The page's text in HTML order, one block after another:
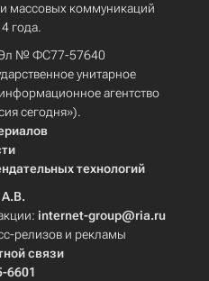
массовых коммуникаций
года.
Эл № ФС77-57640
унитарное
агентство
сегодня»).
технологий
А.В.
internet-group@ria.ru
релизов и рекламы
связи
6601